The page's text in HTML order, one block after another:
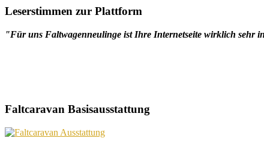
Leserstimmen zur Plattform
"Für uns Faltwagenneulinge ist Ihre Internetseite wirklich sehr
Faltcaravan Basisausstattung